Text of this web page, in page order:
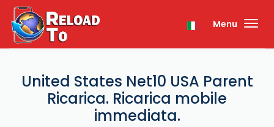
Menu
United States Net10 USA Parent
Ricarica. Ricarica mobile
immediata.